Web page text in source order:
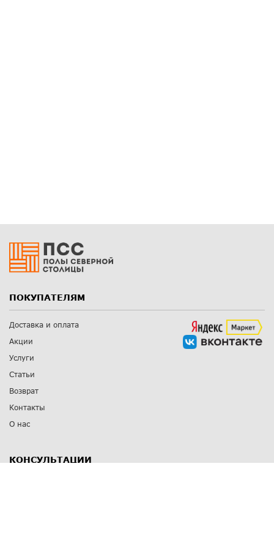
ПОКУПАТЕЛЯМ
Доставка и оплата
Акции
Услуги
Статьи
Возврат
Контакты
О нас
КОНСУЛЬТАЦИИ